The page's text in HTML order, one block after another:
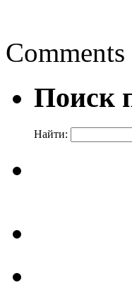
Comments
Поиск
Найти: